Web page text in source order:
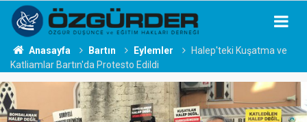
Anasayfa Bartın Eylemler
Halep'teki Kuşatma ve
Katliamlar Bartın'da Protesto Edildi